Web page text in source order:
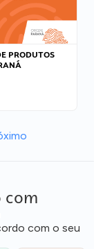
PRODUTOS
com
com o seu